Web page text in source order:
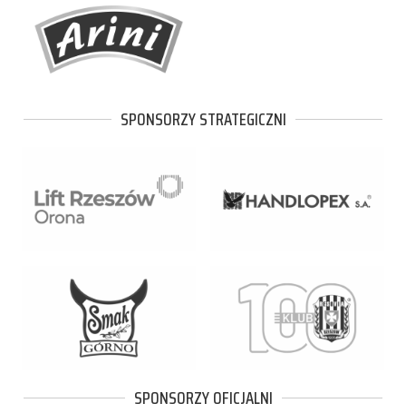
SPONSORZY STRATEGICZNI
SPONSORZY OFICJALNI